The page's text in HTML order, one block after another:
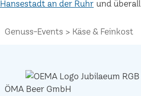
Hansestadt an der Ruhr und
Genuss-Events Käse & Feinkost
ÖMA Beer GmbH